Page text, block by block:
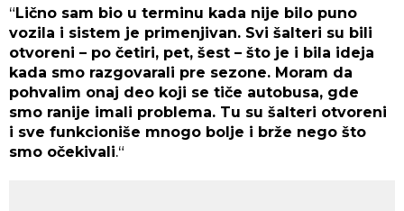
“Lično sam bio u terminu kada nije bilo puno
vozila i sistem je primenjivan. Svi šalteri su bili
otvoreni – po četiri, pet, šest – što je i bila ideja
kada smo razgovarali pre sezone. Moram da
pohvalim onaj deo koji se tiče autobusa, gde
smo ranije imali problema. Tu su šalteri otvoreni
i sve funkcioniše mnogo bolje i brže nego što
smo očekivali.“